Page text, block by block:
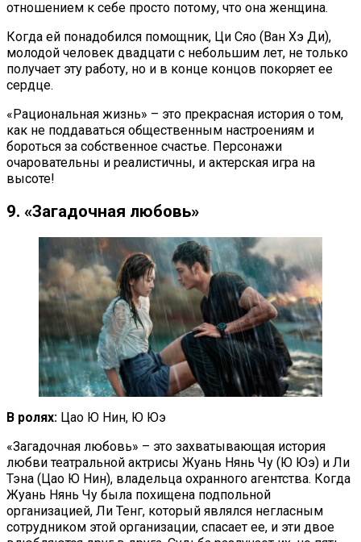
отношением к себе просто потому, что она женщина.
Когда ей понадобился помощник, Ци Сяо (Ван Хэ Ди),
молодой человек двадцати с небольшим лет, не только
получает эту работу, но и в конце концов покоряет ее
сердце.
«Рациональная жизнь» – это прекрасная история о том,
как не поддаваться общественным настроениям и
бороться за собственное счастье. Персонажи
очаровательны и реалистичны, и актерская игра на
высоте!
9. «Загадочная любовь»
В ролях: Цао Ю Нин, Ю Юэ
«Загадочная любовь» – это захватывающая история
любви театральной актрисы Жуань Нянь Чу (Ю Юэ) и Ли
Тэна (Цао Ю Нин), владельца охранного агентства. Когда
Жуань Нянь Чу была похищена подпольной
организацией, Ли Тенг, который являлся негласным
сотрудником этой организации, спасает ее, и эти двое